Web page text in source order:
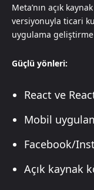
Meta’nın açık
versiyonuyla ticari
uygulama
Güçlü yönleri:
React ve
Mobil
Facebook/
Açık kaynak